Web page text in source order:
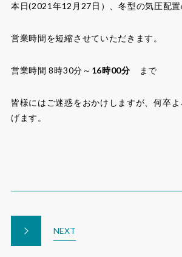
本日(2021年12月27日）、冬型の気圧配置
営業時間を短縮させていただきます。
営業時間 8時30分～ 16時00分 まで
皆様にはご迷惑をおかけしますが、何卒
げます。
NEXT